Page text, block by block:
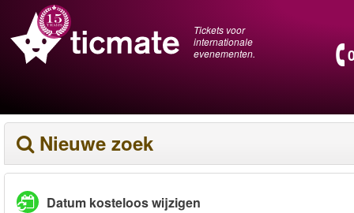
Tickets voor
internationale
evenementen.
Nieuwe zoek
Datum kosteloos wijzigen